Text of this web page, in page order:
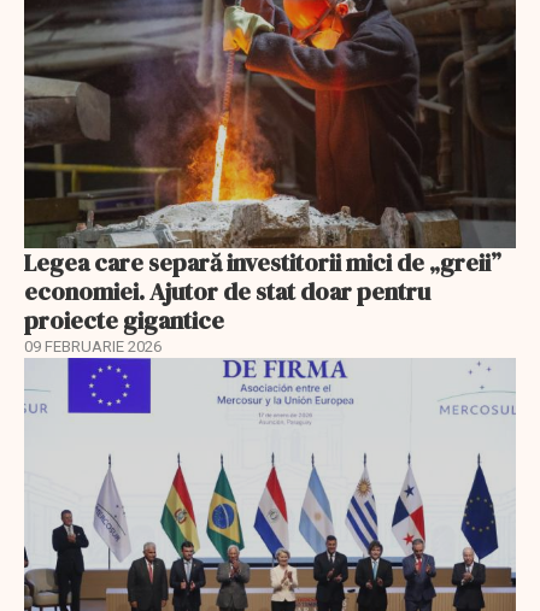
Legea care separă investitorii mici de „greii”
economiei. Ajutor de stat doar pentru
proiecte gigantice
09 FEBRUARIE 2026